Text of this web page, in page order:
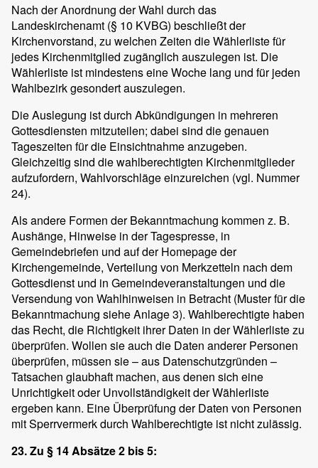
Nach der Anordnung der Wahl durch das
Landeskirchenamt (§ 10 KVBG) beschließt der
Kirchenvorstand, zu welchen Zeiten die Wählerliste für
jedes Kirchenmitglied zugänglich auszulegen ist. Die
Wählerliste ist mindestens eine Woche lang und für jeden
Wahlbezirk gesondert auszulegen.
Die Auslegung ist durch Abkündigungen in mehreren
Gottesdiensten mitzuteilen; dabei sind die genauen
Tageszeiten für die Einsichtnahme anzugeben.
Gleichzeitig sind die wahlberechtigten Kirchenmitglieder
aufzufordern, Wahlvorschläge einzureichen (vgl. Nummer
24).
Als andere Formen der Bekanntmachung kommen z. B.
Aushänge, Hinweise in der Tagespresse, in
Gemeindebriefen und auf der Homepage der
Kirchengemeinde, Verteilung von Merkzetteln nach dem
Gottesdienst und in Gemeindeveranstaltungen und die
Versendung von Wahlhinweisen in Betracht (Muster für die
Bekanntmachung siehe Anlage 3). Wahlberechtigte haben
das Recht, die Richtigkeit ihrer Daten in der Wählerliste zu
überprüfen. Wollen sie auch die Daten anderer Personen
überprüfen, müssen sie – aus Datenschutzgründen –
Tatsachen glaubhaft machen, aus denen sich eine
Unrichtigkeit oder Unvollständigkeit der Wählerliste
ergeben kann. Eine Überprüfung der Daten von Personen
mit Sperrvermerk durch Wahlberechtigte ist nicht zulässig.
23. Zu § 14 Absätze 2 bis 5: